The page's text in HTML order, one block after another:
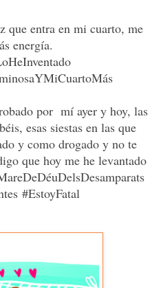
que entra en mi cuarto, me
energía.
por mí ayer y hoy, las
esas siestas en las que
y como drogado y no te
que hoy me he levantado
#EstoyFatal